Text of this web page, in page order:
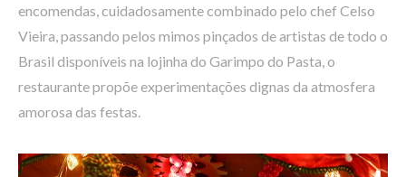
encomendas, cuidadosamente combinado pelo chef Celso
Vieira, passando pelos mimos pinçados de artistas de todo o
Brasil disponíveis na lojinha do Garimpo do Pasta, o
restaurante propõe experimentações dignas da atmosfera
amorosa das festas.